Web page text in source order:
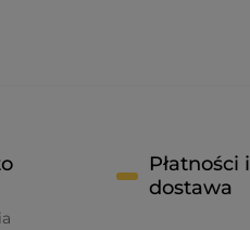
Płatności i
dostawa